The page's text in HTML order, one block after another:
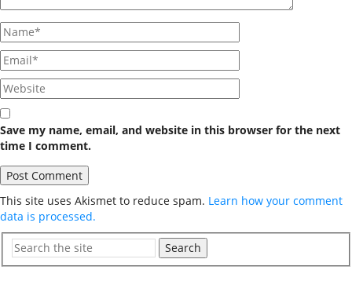
Save my name, email, and website in this browser for the next
time I comment.
This site uses Akismet to reduce spam. Learn how your comment
data is processed.
Search